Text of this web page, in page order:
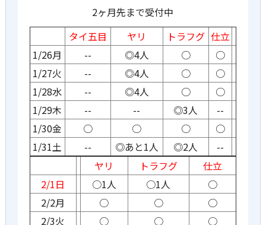
2ヶ月先まで受付中
タイ五目
ヤリ トラフグ 仕立
1/26月
-- ◎4人 ○
○
1/27火
-- ◎4人 ○
○
1/28水
-- ◎4人 ○
○
1/29木
-- -- ◎3人
--
1/30金
○ ○ ○
○
1/31土
-- ◎あと1人 ◎2人
--
ヤリ
トラフグ
仕立
2/1日
○1人 ○1人
○
2/2月
○ ○
○
2/3火
○ ○
○